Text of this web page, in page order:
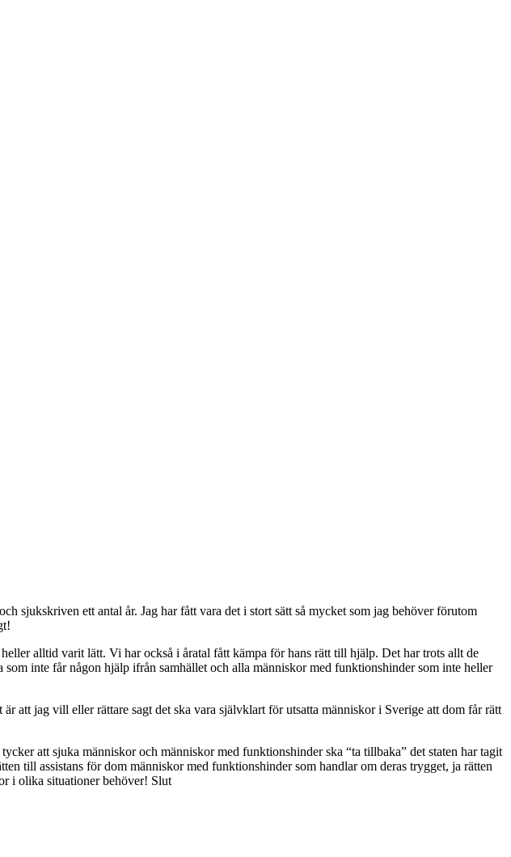
sjukskriven ett antal år. Jag har fått vara det i stort sätt så mycket som jag behöver förutom
alltid varit lätt. Vi har också i åratal fått kämpa för hans rätt till hjälp. Det har trots allt de
som inte får någon hjälp ifrån samhället och alla människor med funktionshinder som inte heller
att jag vill eller rättare sagt det ska vara självklart för utsatta människor i Sverige att dom får rätt
att sjuka människor och människor med funktionshinder ska “ta tillbaka” det staten har tagit
till assistans för dom människor med funktionshinder som handlar om deras trygget, ja rätten
i olika situationer behöver! Slut